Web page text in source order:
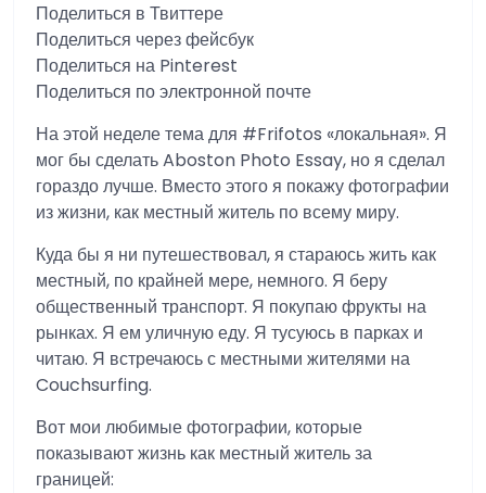
Поделиться в Твиттере
Поделиться через фейсбук
Поделиться на Pinterest
Поделиться по электронной почте
На этой неделе тема для #Frifotos «локальная». Я
мог бы сделать Aboston Photo Essay, но я сделал
гораздо лучше. Вместо этого я покажу фотографии
из жизни, как местный житель по всему миру.
Куда бы я ни путешествовал, я стараюсь жить как
местный, по крайней мере, немного. Я беру
общественный транспорт. Я покупаю фрукты на
рынках. Я ем уличную еду. Я тусуюсь в парках и
читаю. Я встречаюсь с местными жителями на
Couchsurfing.
Вот мои любимые фотографии, которые
показывают жизнь как местный житель за
границей: